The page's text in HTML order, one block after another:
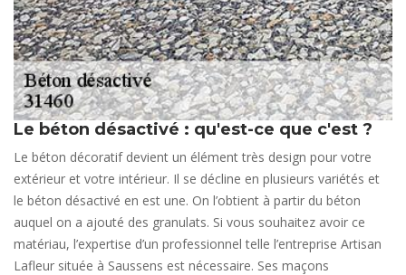
Le béton désactivé : qu'est-ce que c'est ?
Le béton décoratif devient un élément très design pour votre
extérieur et votre intérieur. Il se décline en plusieurs variétés et
le béton désactivé en est une. On l’obtient à partir du béton
auquel on a ajouté des granulats. Si vous souhaitez avoir ce
matériau, l’expertise d’un professionnel telle l’entreprise Artisan
Lafleur située à Saussens est nécessaire. Ses maçons